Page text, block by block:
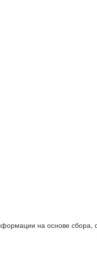
на основе сбора,